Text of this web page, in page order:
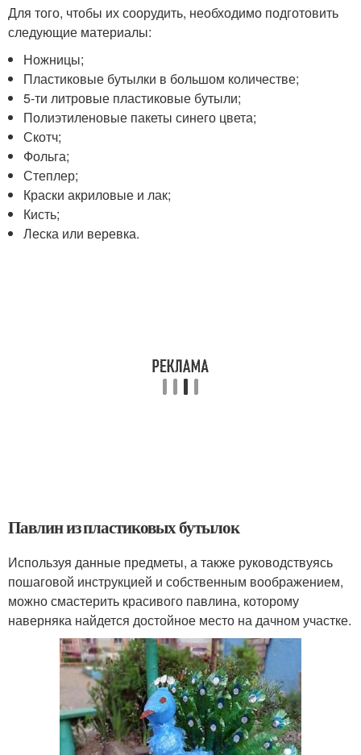
Для того, чтобы их соорудить, необходимо подготовить
следующие материалы:
Ножницы;
Пластиковые бутылки в большом количестве;
5-ти литровые пластиковые бутыли;
Полиэтиленовые пакеты синего цвета;
Скотч;
Фольга;
Степлер;
Краски акриловые и лак;
Кисть;
Леска или веревка.
Павлин из пластиковых бутылок
Используя данные предметы, а также руководствуясь
пошаговой инструкцией и собственным воображением,
можно смастерить красивого павлина, которому
наверняка найдется достойное место на дачном участке.